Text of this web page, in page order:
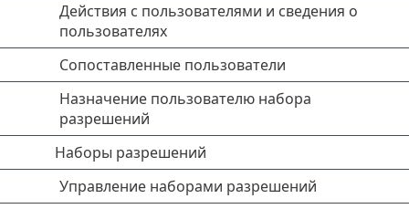
Действия с пользователями и сведения о
пользователях
Сопоставленные пользователи
Назначение пользователю набора
разрешений
Наборы разрешений
Управление наборами разрешений